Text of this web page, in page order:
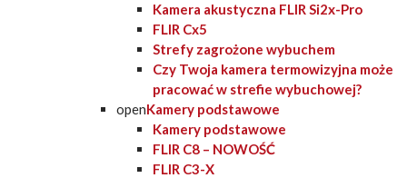
Kamera akustyczna FLIR Si2x-Pro
FLIR Cx5
Strefy zagrożone wybuchem
Czy Twoja kamera termowizyjna może
pracować w strefie wybuchowej?
openKamery podstawowe
Kamery podstawowe
FLIR C8 – NOWOŚĆ
FLIR C3-X